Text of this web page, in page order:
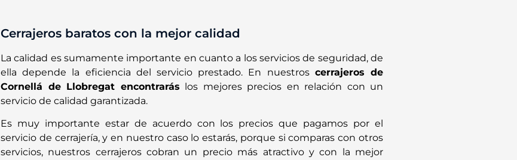
Cerrajeros baratos con la mejor calidad
La calidad es sumamente importante en cuanto a los servicios de seguridad, de
ella depende la eficiencia del servicio prestado. En nuestros cerrajeros de
Cornellá de Llobregat encontrarás los mejores precios en relación con un
servicio de calidad garantizada.
Es muy importante estar de acuerdo con los precios que pagamos por el
servicio de cerrajería, y en nuestro caso lo estarás, porque si comparas con otros
servicios, nuestros cerrajeros cobran un precio más atractivo y con la mejor